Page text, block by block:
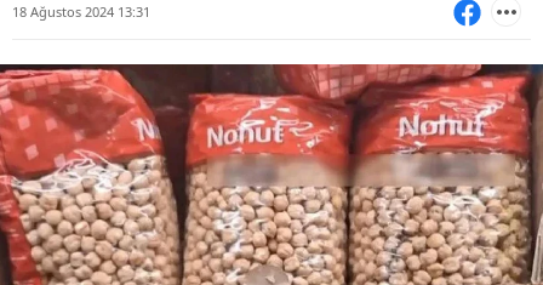
18 Ağustos 2024 13:31